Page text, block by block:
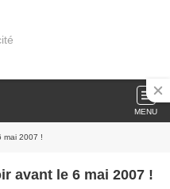
MENU
mai 2007 !
avant le 6 mai 2007 !